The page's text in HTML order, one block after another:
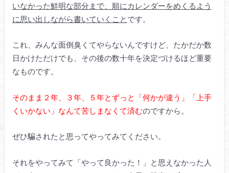
いなかった鮮明な部分まで、順にカレンダーをめくるよう
に思い出しながら書いていくこと です。
これ、みんな面倒臭くてやらないんですけど、たかだか数
日かけただけでも、その後の数十年を決定づけるほど重要
なものです。
そのまま２年、３年、５年とずっと「何かが違う」「上手
くいかない」なんて苦しまなくて済むのですから。
ぜひ騙されたと思ってやってみてください。
それをやってみて「やって良かった！」と思えなかった人